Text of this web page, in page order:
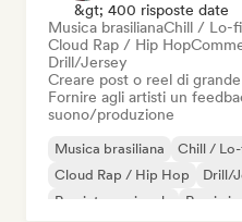
&gt; 400 risposte date
Musica brasilianaChill / Lo-
Cloud Rap / Hip Hop
Drill/Jersey
Creare post o reel di
Fornire agli artisti un
suono/produzione
Musica brasiliana
Chill /
Cloud Rap / Hip Hop
Drill/
Rap internazionale
Rap in